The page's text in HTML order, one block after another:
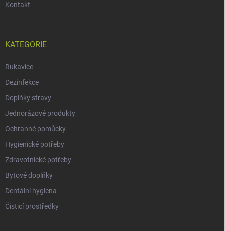
Kontakt
KATEGORIE
Rukavice
Dezinfekce
Doplňky stravy
Jednorázové produkty
Ochranné pomůcky
Hygienické potřeby
Zdravotnické potřeby
Bytové doplňky
Dentální hygiena
Čisticí prostředky